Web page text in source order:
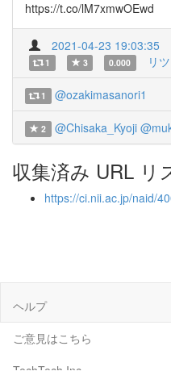
https://t.co/lM7xmwOEwd
2021-04-23 19:03:35
1 3 0.000 リ
1 @ozakimasanori1
2 @Chisaka_Kyoji
収集済み URL リ
https://ci.nii.ac.jp/naid/
ヘルプ
ご意見はこちら
TechTech Inc.